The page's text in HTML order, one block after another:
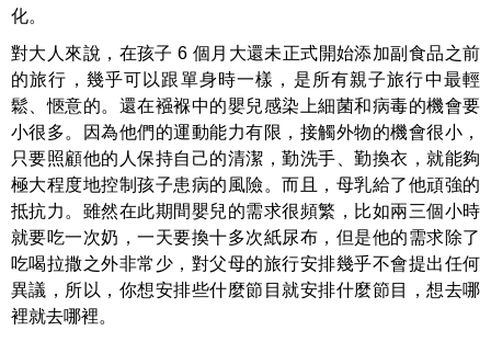
化。
對大人來說，在孩子 6 個月大還未正式開始添加副食品之前
的旅行，幾乎可以跟單身時一樣，是所有親子旅行中最輕
鬆、愜意的。還在襁褓中的嬰兒感染上細菌和病毒的機會要
小很多。因為他們的運動能力有限，接觸外物的機會很小，
只要照顧他的人保持自己的清潔，勤洗手、勤換衣，就能夠
極大程度地控制孩子患病的風險。而且，母乳給了他頑強的
抵抗力。雖然在此期間嬰兒的需求很頻繁，比如兩三個小時
就要吃一次奶，一天要換十多次紙尿布，但是他的需求除了
吃喝拉撒之外非常少，對父母的旅行安排幾乎不會提出任何
異議，所以，你想安排些什麼節目就安排什麼節目，想去哪
裡就去哪裡。